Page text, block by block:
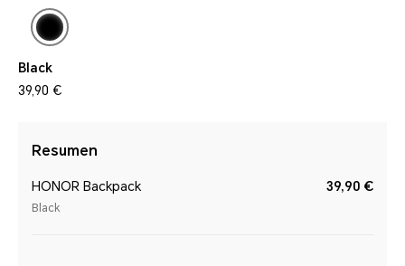
Black
39,90 €
Resumen
HONOR Backpack
Black
39,90 €